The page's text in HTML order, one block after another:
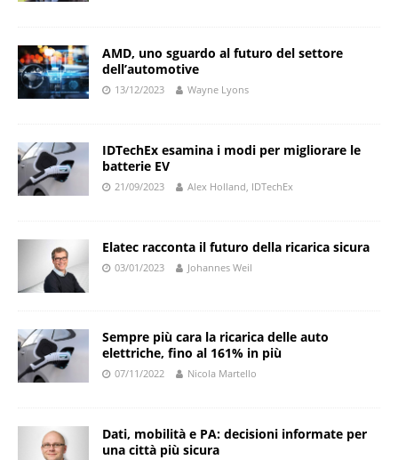
AMD, uno sguardo al futuro del settore
dell’automotive
13/12/2023 Wayne Lyons
IDTechEx esamina i modi per migliorare le
batterie EV
21/09/2023 Alex Holland, IDTechEx
Elatec racconta il futuro della ricarica sicura
03/01/2023 Johannes Weil
Sempre più cara la ricarica delle auto
elettriche, fino al 161% in più
07/11/2022 Nicola Martello
Dati, mobilità e PA: decisioni informate per
una città più sicura